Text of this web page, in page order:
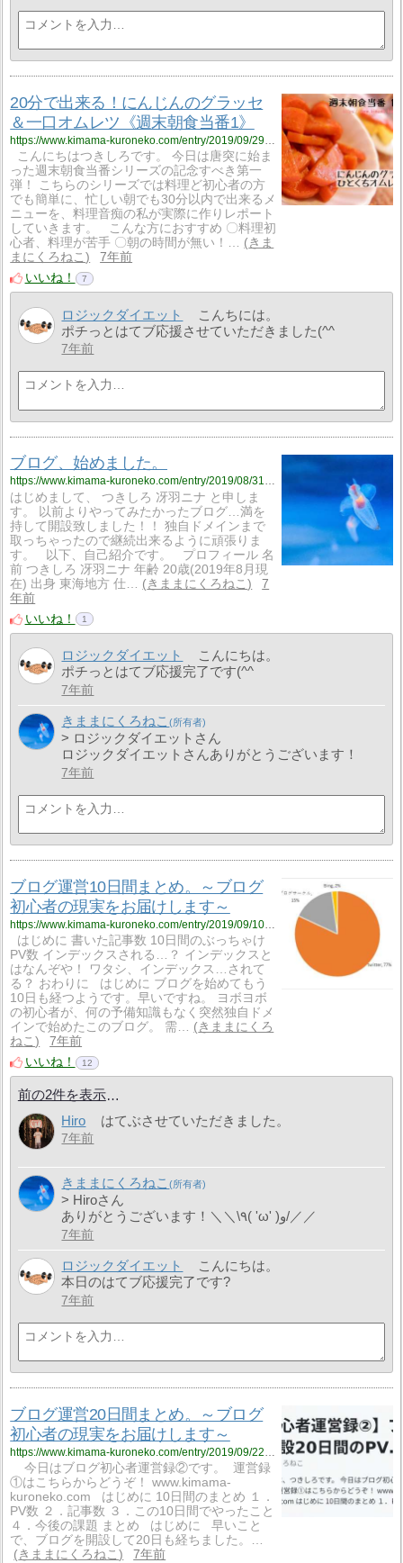
20分で出来る！にんじんのグラッセ
＆一口オムレツ《週末朝食当番1》
https://www.kimama-kuroneko.com/entry/2019/09/29/113419
こんにちはつきしろです。 今日は唐突に始ま
った週末朝食当番シリーズの記念すべき第一
弾！ こちらのシリーズでは料理ど初心者の方
でも簡単に、忙しい朝でも30分以内で出来るメ
ニューを、料理音痴の私が実際に作りレポート
していきます。 こんな方におすすめ 〇料理初
心者、料理が苦手 〇朝の時間が無い！…
きま
まにくろねこ
7年前
いいね！
7
ロジックダイエット
こんちには。
ポチっとはてブ応援させていただきました(^^ゞ
7年前
ブログ、始めました。
https://www.kimama-kuroneko.com/entry/2019/08/31/144219
はじめまして、 つきしろ 冴羽ニナ と申しま
す。 以前よりやってみたかったブログ…満を
持して開設致しました！！ 独自ドメインまで
取っちゃったので継続出来るように頑張りま
す。 以下、自己紹介です。 プロフィール 名
前 つきしろ 冴羽ニナ 年齢 20歳(2019年8月現
在) 出身 東海地方 仕…
きままにくろねこ
7
年前
いいね！
1
ロジックダイエット
こんにちは。
ポチっとはてブ応援完了です(^^ゞ
7年前
きままにくろねこ
> ロジックダイエットさん
ロジックダイエットさんありがとうございます！
7年前
ブログ運営10日間まとめ。～ブログ
初心者の現実をお届けします～
https://www.kimama-kuroneko.com/entry/2019/09/10/230531
はじめに 書いた記事数 10日間のぶっちゃけ
PV数 インデックスされる…？ インデックスと
はなんぞや！ ワタシ、インデックス…されて
る？ おわりに はじめに ブログを始めてもう
10日も経つようです。早いですね。 ヨボヨボ
の初心者が、何の予備知識もなく突然独自ドメ
インで始めたこのブログ。 需…
きままにくろ
ねこ
7年前
いいね！
12
前の2件を表示
Hiro
はてぶさせていただきました。
7年前
きままにくろねこ
> Hiroさん
ありがとうございます！＼＼\٩( 'ω' )و/／／
7年前
ロジックダイエット
こんにちは。
本日のはてブ応援完了です?
7年前
ブログ運営20日間まとめ。～ブログ
初心者の現実をお届けします～
今日はブログ初心者運営録②です。 運営録
①はこちらからどうぞ！ www.kimama-
kuroneko.com はじめに 10日間のまとめ １．
PV数 ２．記事数 ３．この10日間でやったこと
４．今後の課題 まとめ はじめに 早いこと
で、ブログを開設して20日も経ちました。…
きままにくろねこ
7年前